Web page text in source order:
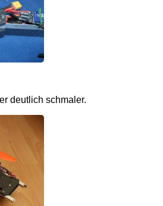
deutlich schmaler.